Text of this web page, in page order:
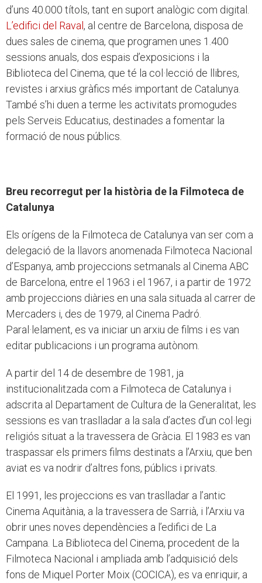
d’uns 40.000 títols, tant en suport analògic com digital.
L’edifici del Raval, al centre de Barcelona, disposa de
dues sales de cinema, que programen unes 1.400
sessions anuals, dos espais d’exposicions i la
Biblioteca del Cinema, que té la col·lecció de llibres,
revistes i arxius gràfics més important de Catalunya.
També s’hi duen a terme les activitats promogudes
pels Serveis Educatius, destinades a fomentar la
formació de nous públics.
Breu recorregut per la història de la Filmoteca de
Catalunya
Els orígens de la Filmoteca de Catalunya van ser com a
delegació de la llavors anomenada Filmoteca Nacional
d’Espanya, amb projeccions setmanals al Cinema ABC
de Barcelona, entre el 1963 i el 1967, i a partir de 1972
amb projeccions diàries en una sala situada al carrer de
Mercaders i, des de 1979, al Cinema Padró.
Paral·lelament, es va iniciar un arxiu de films i es van
editar publicacions i un programa autònom.
A partir del 14 de desembre de 1981, ja
institucionalitzada com a Filmoteca de Catalunya i
adscrita al Departament de Cultura de la Generalitat, les
sessions es van traslladar a la sala d’actes d’un col·legi
religiós situat a la travessera de Gràcia. El 1983 es van
traspassar els primers films destinats a l’Arxiu, que ben
aviat es va nodrir d’altres fons, públics i privats.
El 1991, les projeccions es van traslladar a l’antic
Cinema Aquitània, a la travessera de Sarrià, i l’Arxiu va
obrir unes noves dependències a l’edifici de La
Campana. La Biblioteca del Cinema, procedent de la
Filmoteca Nacional i ampliada amb l’adquisició dels
fons de Miquel Porter Moix (COCICA), es va enriquir, a